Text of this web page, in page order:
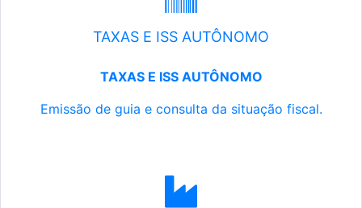
TAXAS E ISS AUTÔNOMO
TAXAS E ISS AUTÔNOMO
Emissão de guia e consulta da situação fiscal.